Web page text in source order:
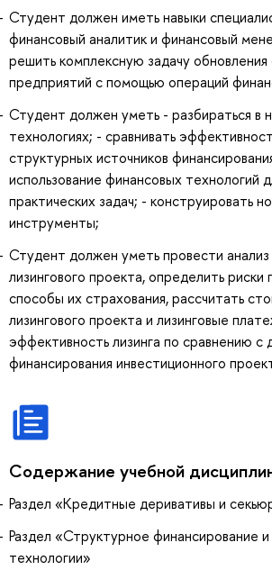
Студент должен иметь навыки
финансовый аналитик и финансовый
решить комплексную задачу
предприятий с помощью операций
Студент должен уметь - разбираться в
технологиях; - сравнивать
структурных источников
использование финансовых технологий
практических задач; - конструировать
инструменты;
Студент должен уметь провести
лизингового проекта, определить риски
способы их страхования, рассчитать
лизингового проекта и лизинговые
эффективность лизинга по сравнению с
финансирования инвестиционного
Содержание учебной
Раздел «Кредитные деривативы и
Раздел «Структурное финансирование
технологии»